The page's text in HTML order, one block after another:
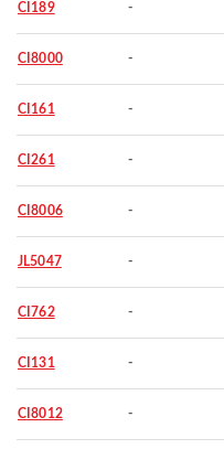
CI189 -
CI8000 -
CI161 -
CI261 -
CI8006 -
JL5047 -
CI762 -
CI131 -
CI8012 -